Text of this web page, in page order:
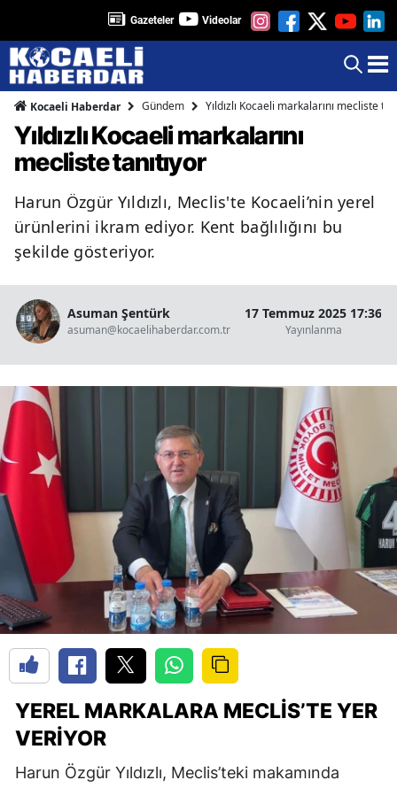
Gazeteler Videolar
Kocaeli Haberdar Gündem Yıldızlı Kocaeli markalarını mecliste
Yıldızlı Kocaeli markalarını
mecliste tanıtıyor
Harun Özgür Yıldızlı, Meclis'te Kocaeli’nin yerel
ürünlerini ikram ediyor. Kent bağlılığını bu
şekilde gösteriyor.
Asuman Şentürk
asuman@kocaelihaberdar.com.tr
17 Temmuz 2025 17:36
Yayınlanma
YEREL MARKALARA MECLIS’TE YER
VERIYOR
Harun Özgür Yıldızlı, Meclis’teki makamında